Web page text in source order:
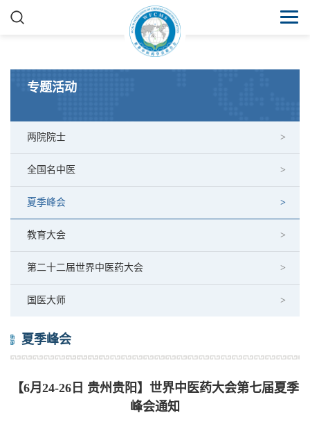
专题活动
两院院士
全国名中医
夏季峰会
教育大会
第二十二届世界中医药大会
国医大师
夏季峰会
【6月24-26日 贵州贵阳】世界中医药大会第七届夏季
峰会通知